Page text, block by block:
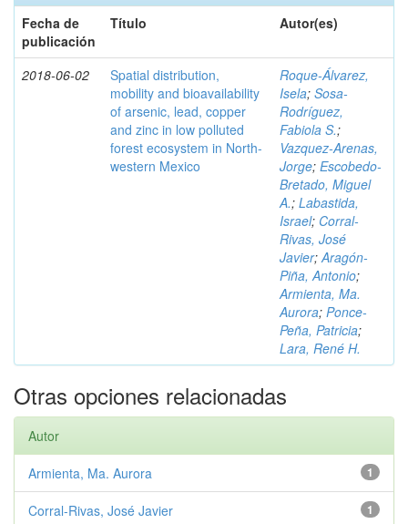
Fecha de
publicación
Título Autor(es)
2018-06-02
Spatial distribution,
mobility and bioavailability
of arsenic, lead, copper
and zinc in low polluted
forest ecosystem in North-
western Mexico
Roque-Álvarez,
Isela; Sosa-
Rodríguez,
Fabiola S.;
Vazquez-Arenas,
Jorge; Escobedo-
Bretado, Miguel
A.; Labastida,
Israel; Corral-
Rivas, José
Javier;Aragón-
Piña, Antonio;
Armienta, Ma.
Aurora; Ponce-
Peña, Patricia;
Lara, René H.
Otras opciones relacionadas
Autor
1
Armienta, Ma. Aurora
1
Corral-Rivas, José Javier